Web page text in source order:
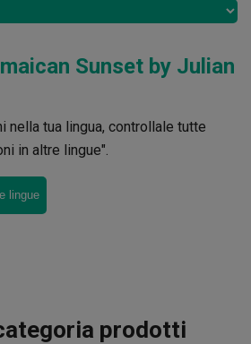
Sunset by Julian
nella tua lingua, controllale tutte
in altre lingue".
lingue
prodotti